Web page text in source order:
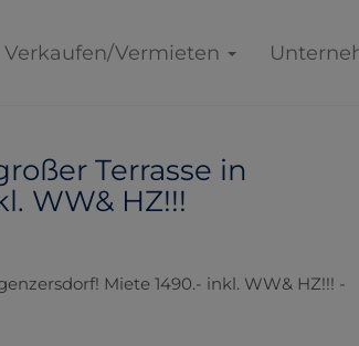
Verkaufen/Vermieten
Terrasse in
WW& HZ!!!